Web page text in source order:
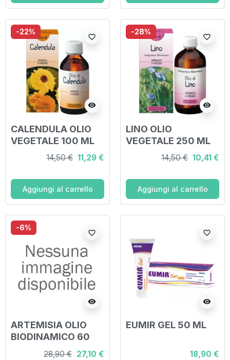
-22%
visibility
favorite_border
CALENDULA OLIO
VEGETALE 100 ML
14,50 € 11,29 €
Aggiungi al carrello
-28%
visibility
favorite_border
LINO OLIO
VEGETALE 250 ML
14,50 € 10,41 €
Aggiungi al carrello
-6%
visibility
favorite_border
ARTEMISIA OLIO
BIODINAMICO 60
ML 1 PEZZO
28,90 € 27,10 €
visibility
favorite_border
EUMIR GEL 50 ML
18,90 €